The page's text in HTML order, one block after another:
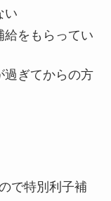
い
給をもらってい
過ぎてからの方
で特別利子補